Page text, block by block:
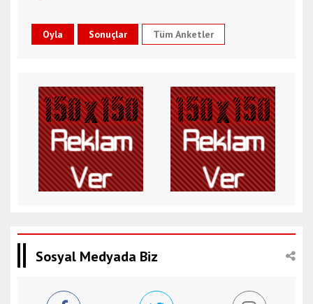
Tüm Anketler
Sosyal Medyada Biz